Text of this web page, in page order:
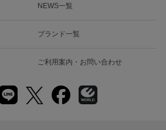
NEWS一覧
ブランド一覧
ご利用案内・お問い合わせ